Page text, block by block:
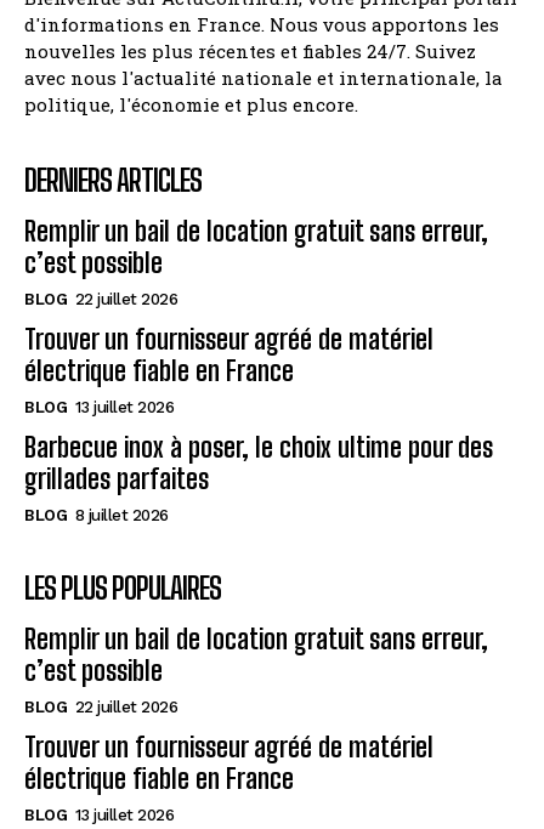
d'informations en France. Nous vous apportons les
nouvelles les plus récentes et fiables 24/7. Suivez
avec nous l'actualité nationale et internationale, la
politique, l'économie et plus encore.
DERNIERS ARTICLES
Remplir un bail de location gratuit sans erreur,
c’est possible
BLOG 22 juillet 2026
Trouver un fournisseur agréé de matériel
électrique fiable en France
BLOG 13 juillet 2026
Barbecue inox à poser, le choix ultime pour des
grillades parfaites
BLOG 8 juillet 2026
LES PLUS POPULAIRES
Remplir un bail de location gratuit sans erreur,
c’est possible
BLOG 22 juillet 2026
Trouver un fournisseur agréé de matériel
électrique fiable en France
BLOG 13 juillet 2026